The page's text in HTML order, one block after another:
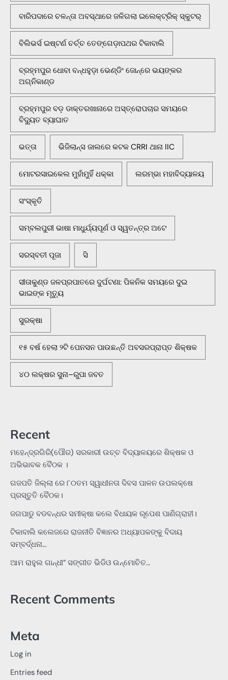
ବାରିପଦାରେ ଚଳନ୍ତା ଅବସ୍ଥାରେ ଜଳିଗଲା ଇଲେକ୍ଟ୍ରିକ୍ ସ୍କୁଟର୍
ବିଲିଭର୍ସ ଇଷ୍ଟର୍ଣ ଚର୍ଚ୍ଚ ତେଙ୍ଗେଡ଼ାପଥର ଟିକାବାଲି
ବ୍ରହ୍ମପୁର ଧୋବା ବନ୍ଧହୁଡ଼ା ଭେଣ୍ଡିଂ ଜୋନ୍‌ରେ ଭୟଙ୍କର
ଅଗ୍ନିକାଣ୍ଡ
ବ୍ରହ୍ମପୁର ବଡ଼ ଡାକ୍ତରଖାନାରେ ଅସ୍ତ୍ରୋପଚାର ସମୟରେ
ବିଦ୍ୟୁତ ବ୍ୟାଘାତ
ଭତ୍ତା ଭିଜିଲାନ୍ସ ଜାଲରେ କଟକ CRRI ଥାନା IIC
ମୋଟରସାଇକେଲ ମୁହାଁମୁହିଁ ଧକ୍କା ଲରମ୍ଭା ମହାବିଦ୍ୟାଳୟ
ସଂସ୍କୃତି
ସମ୍ବଲପୁରୀ ଭାଷା ମାଧୁର୍ଯ୍ୟପୂର୍ଣ ଓ ସ୍ୱତନ୍ତ୍ର ଅଟେ
ସରସ୍ବତୀ ପୂଜା ସି
ସୀତାକୁଣ୍ଡ ଜଳପ୍ରପାତରେ ଦୁର୍ଘଟଣା: ପିକନିକ ସମୟରେ ଦୁଇ
ଭାଇଙ୍କ ମୃତ୍ୟୁ
ସୁରକ୍ଷା
୧୫ ବର୍ଷ ହେଲା ୨ଟି ପେନସନ ପାଉଛନ୍ତି ଅବସରପ୍ରାପ୍ତ ଶିକ୍ଷକ
୪୦ ଲକ୍ଷର ସୁନା–ରୁପା ଜବତ
Recent
ମହେନ୍ଦ୍ରଗିରି(ପୌର) ସରକାରୀ ଉଚ୍ଚ ବିଦ୍ୟାଳୟରେ ଶିକ୍ଷକ ଓ
ଅଭିଭାବକ ବୈଠକ ।
ଗଜପତି ଜିଲ୍ଲା ରେ ୮୦ତମ ସ୍ୱାଧୀନତା ଦିବସ ପାଳନ ଉପଲକ୍ଷେ
ପ୍ରସ୍ତୁତି ବୈଠକ।
ଜଗପାଡୁ ବଡବନ୍ଧର ସମୀକ୍ଷା କଲେ ବିଧାୟକ ରୂପେଶ ପାଣିଗ୍ରାହୀ।
ଟିକାବାଲି କଲେଜରେ ରାଜନୀତି ବିଜ୍ଞାନର ଅଧ୍ୟାପକଙ୍କୁ ବିଦାୟ
ସମ୍ବର୍ଦ୍ଧନା…
ଆମ ରାହୁଲ ଗାନ୍ଧୀ” ସଙ୍ଗୀତ ଭିଡିଓ ଉନ୍ମୋଚିତ…
Recent Comments
Meta
Log in
Entries feed